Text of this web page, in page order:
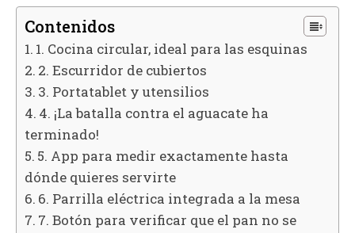
Contenidos
1. Cocina circular, ideal para las esquinas
2. Escurridor de cubiertos
3. Portatablet y utensilios
4. ¡La batalla contra el aguacate ha
terminado!
5. App para medir exactamente hasta
dónde quieres servirte
6. Parrilla eléctrica integrada a la mesa
7. Botón para verificar que el pan no se